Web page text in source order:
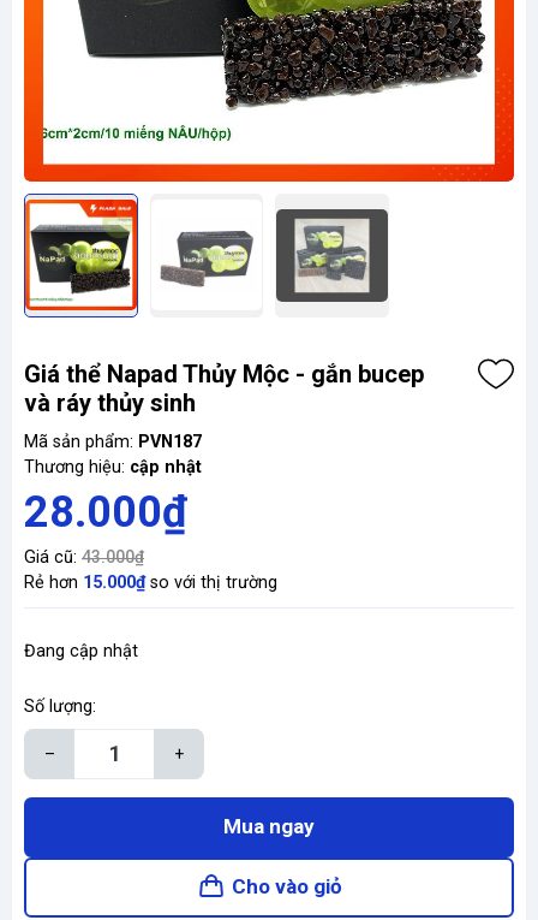
Giá thể Napad Thủy Mộc - gắn bucep
và ráy thủy sinh
Mã sản phẩm: PVN187
Thương hiệu: cập nhật
28.000₫
Giá cũ: 43.000₫
Rẻ hơn 15.000₫so với thị trường
Đang cập nhật
Số lượng:
– +
Mua ngay
Cho vào giỏ